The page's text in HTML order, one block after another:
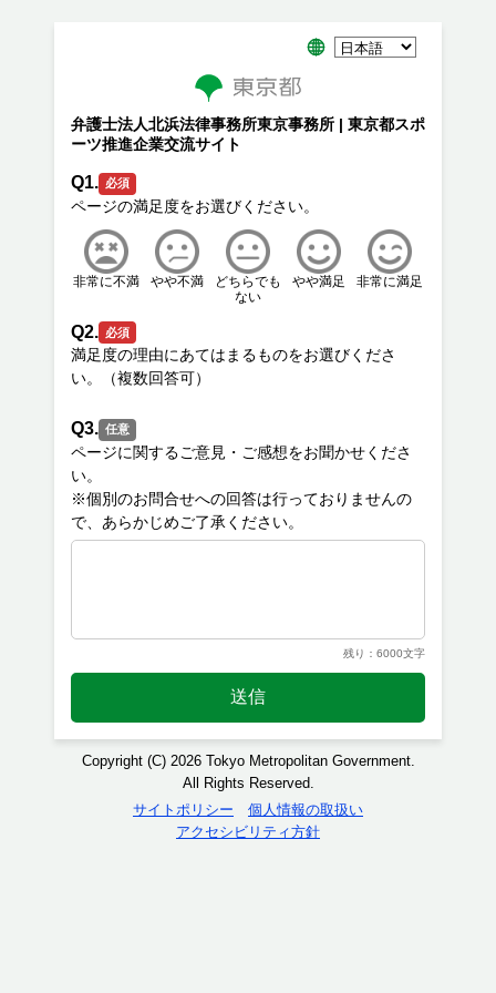
弁護士法人北浜法律事務所東京事務所 | 東京都スポ
ーツ推進企業交流サイト
Q1. 必須
非常に不満 やや不満
どちらでも
ない
やや満足 非常に満足
Q2. 必須
満足度の理由にあてはまるものをお選びくださ
Q3. 任意
ページに関するご意見・ご感想をお聞かせくださ
い。
※個別のお問合せへの回答は行っておりませんの
残り：6000文字
送信
Copyright (C) 2026 Tokyo Metropolitan Government.
All Rights Reserved.
サイトポリシー
個人情報の取扱い
アクセシビリティ方針